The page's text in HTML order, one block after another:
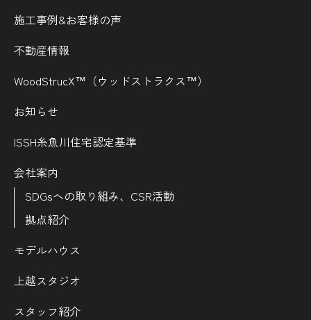
施工事例&お客様の声
不動産情報
WoodStrucX™（ウッドストラクス™）
お知らせ
ISSH糸魚川住宅認定基準
会社案内
SDGsへの取り組み、CSR活動
拠点紹介
モデルハウス
上越スタジオ
スタッフ紹介